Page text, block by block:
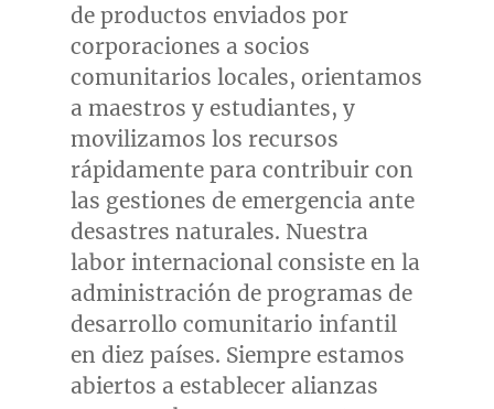
de productos enviados por
corporaciones a socios
comunitarios locales, orientamos
a maestros y estudiantes, y
movilizamos los recursos
rápidamente para contribuir con
las gestiones de emergencia ante
desastres naturales. Nuestra
labor internacional consiste en la
administración de programas de
desarrollo comunitario infantil
en diez países. Siempre estamos
abiertos a establecer alianzas